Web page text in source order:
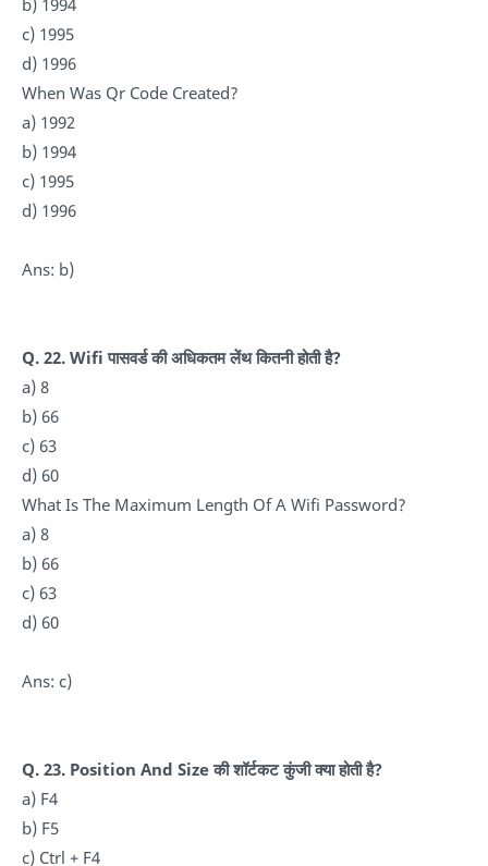
b) 1994
c) 1995
d) 1996
When Was Qr Code Created?
a) 1992
b) 1994
c) 1995
d) 1996
Ans: b)
Q. 22. Wifi पासवर्ड की अधिकतम लेंथ कितनी होती है?
a) 8
b) 66
c) 63
d) 60
What Is The Maximum Length Of A Wifi Password?
a) 8
b) 66
c) 63
d) 60
Ans: c)
Q. 23. Position And Size की शॉर्टकट कुंजी क्या होती है?
a) F4
b) F5
c) Ctrl + F4